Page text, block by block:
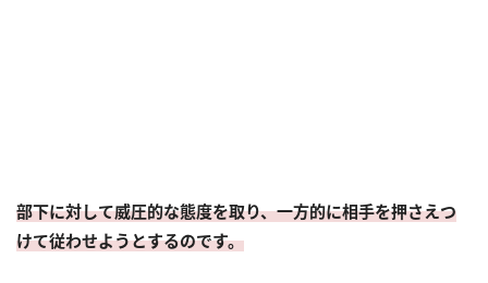
部下に対して威圧的な態度を取り、一方的に相手を押さえつ
けて従わせようとするのです。